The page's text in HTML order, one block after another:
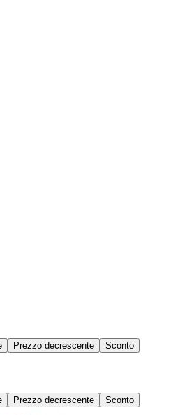
Prezzo decrescente Sconto
Prezzo decrescente Sconto